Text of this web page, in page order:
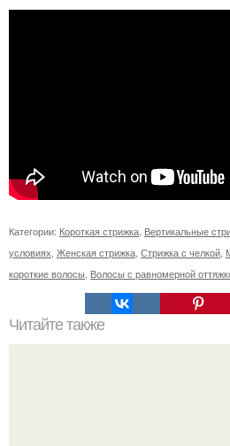
Категории: Короткая стрижка Вертикальные
условиях Женская стрижка Стрижка с челкой
короткие волосы Волосы с равномерной
Читайте также